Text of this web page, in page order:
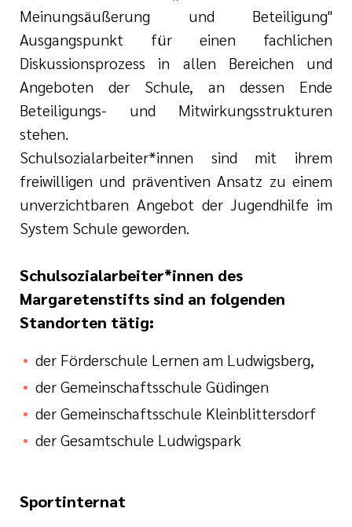
Meinungsäußerung und Beteiligung"
Ausgangspunkt für einen fachlichen
Diskussionsprozess in allen Bereichen und
Angeboten der Schule, an dessen Ende
Beteiligungs- und Mitwirkungsstrukturen
stehen.
Schulsozialarbeiter*innen sind mit ihrem
freiwilligen und präventiven Ansatz zu einem
unverzichtbaren Angebot der Jugendhilfe im
System Schule geworden.
Schulsozialarbeiter*innen des
Margaretenstifts sind an folgenden
Standorten tätig:
der Förderschule Lernen am Ludwigsberg,
der Gemeinschaftsschule Güdingen
der Gemeinschaftsschule Kleinblittersdorf
der Gesamtschule Ludwigspark
Sportinternat